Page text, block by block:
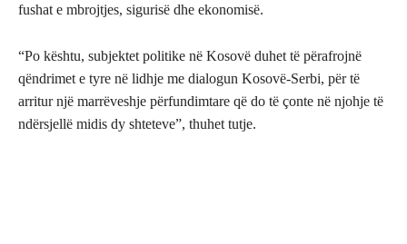
fushat e mbrojtjes, sigurisë dhe ekonomisë.
“Po kështu, subjektet politike në Kosovë duhet të përafrojnë
qëndrimet e tyre në lidhje me dialogun Kosovë-Serbi, për të
arritur një marrëveshje përfundimtare që do të çonte në njohje të
ndërsjellë midis dy shteteve”, thuhet tutje.